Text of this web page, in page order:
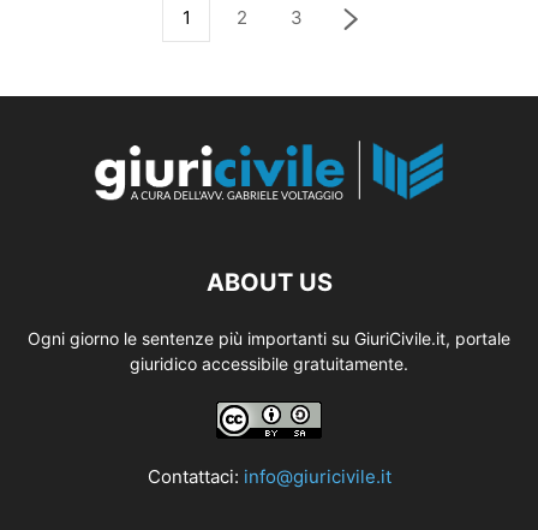
1 2 3
ABOUT US
Ogni giorno le sentenze più importanti su GiuriCivile.it, portale
giuridico accessibile gratuitamente.
Contattaci: info@giuricivile.it